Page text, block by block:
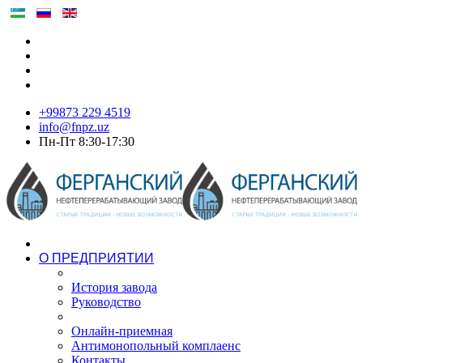
+99873 229 4519
info@fnpz.uz
Пн-Пт 8:30-17:30
О ПРЕДПРИЯТИИ
История завода
Руководство
Онлайн-приемная
Антимонопольный комплаенс
Контакты